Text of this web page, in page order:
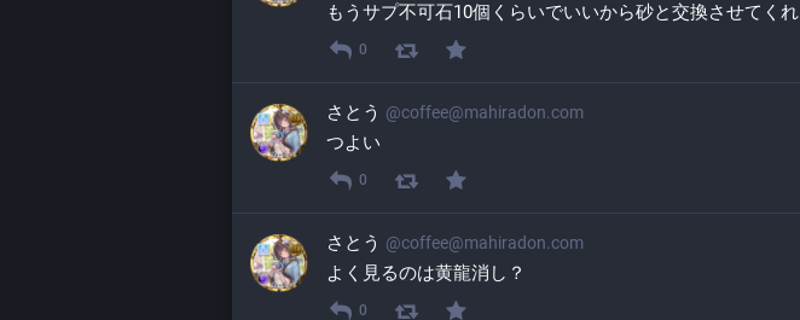
もうサプ不可石10個くらいでいいから砂と交換させてくれ
0
さとう @coffee@mahiradon.com
つよい
0
さとう @coffee@mahiradon.com
よく見るのは黄龍消し？
0